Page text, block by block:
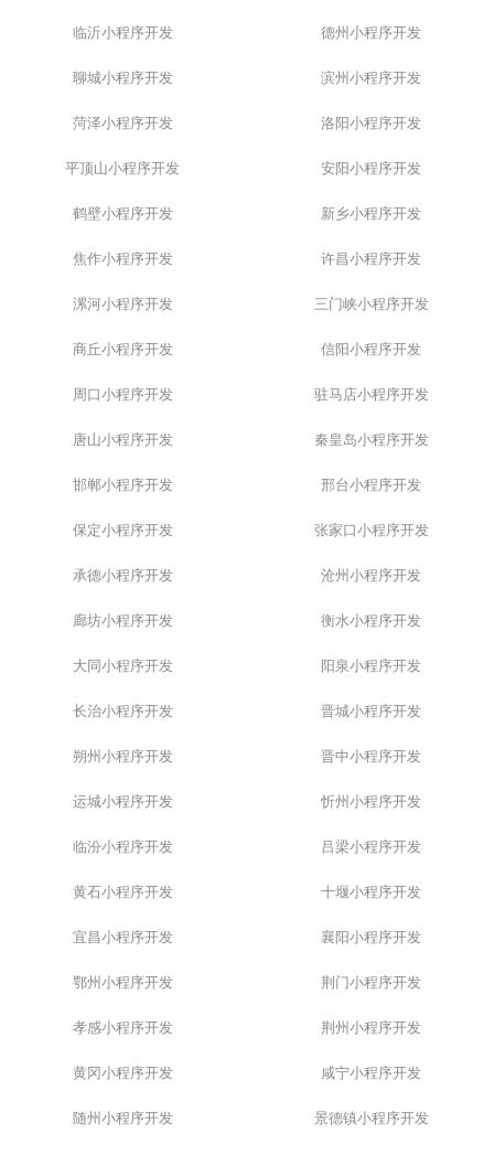
临沂小程序开发 德州小程序开发
聊城小程序开发 滨州小程序开发
菏泽小程序开发 洛阳小程序开发
平顶山小程序开发 安阳小程序开发
鹤壁小程序开发 新乡小程序开发
焦作小程序开发 许昌小程序开发
漯河小程序开发 三门峡小程序开发
商丘小程序开发 信阳小程序开发
周口小程序开发 驻马店小程序开发
唐山小程序开发 秦皇岛小程序开发
邯郸小程序开发 邢台小程序开发
保定小程序开发 张家口小程序开发
承德小程序开发 沧州小程序开发
廊坊小程序开发 衡水小程序开发
大同小程序开发 阳泉小程序开发
长治小程序开发 晋城小程序开发
朔州小程序开发 晋中小程序开发
运城小程序开发 忻州小程序开发
临汾小程序开发 吕梁小程序开发
黄石小程序开发 十堰小程序开发
宜昌小程序开发 襄阳小程序开发
鄂州小程序开发 荆门小程序开发
孝感小程序开发 荆州小程序开发
黄冈小程序开发 咸宁小程序开发
随州小程序开发 景德镇小程序开发